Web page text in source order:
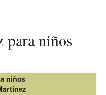
para niños
niños